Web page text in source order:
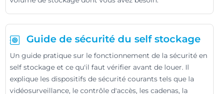
Guide de sécurité du self stockage
Un guide pratique sur le fonctionnement de la sécurité en
self stockage et ce qu'il faut vérifier avant de louer. Il
explique les dispositifs de sécurité courants tels que la
vidéosurveillance, le contrôle d'accès, les cadenas, la